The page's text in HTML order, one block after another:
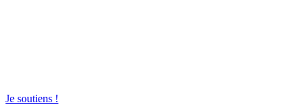
Je soutiens !